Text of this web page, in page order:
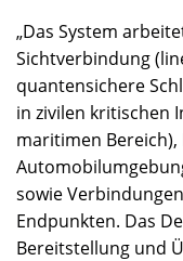
„Das System
Sichtverbindung
quantensichere
in zivilen kritischen
maritimen
sowie
Endpunkten. Das
Bereitstellung und